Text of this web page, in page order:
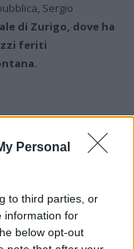
Personal
to third parties, or
information for
below opt-out
Sergio
di Zurigo, dove ha
feriti